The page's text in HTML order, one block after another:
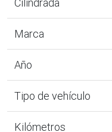
Marca
Año
Tipo de vehículo
Kilómetros